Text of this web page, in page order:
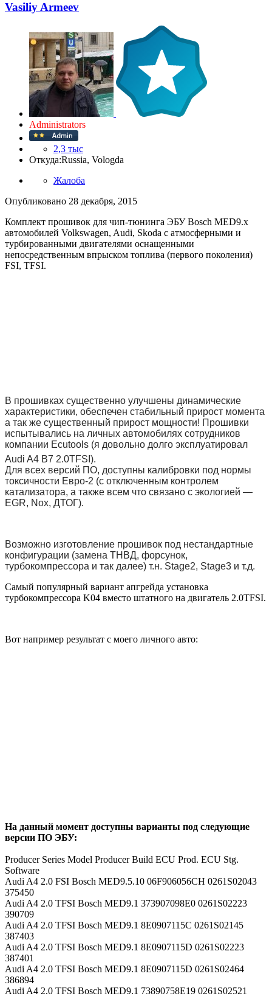
Vasiliy Armeev
Administrators
2,3 тыс
Откуда:Russia, Vologda
Жалоба
Опубликовано 28 декабря, 2015
Комплект прошивок для чип-тюнинга ЭБУ Bosch MED9.x
автомобилей Volkswagen, Audi, Skoda с атмосферными и
турбированными двигателями оснащенными
непосредственным впрыском топлива (первого поколения)
FSI, TFSI.
В прошивках существенно улучшены динамические
характеристики, обеспечен стабильный прирост момента
а так же существенный прирост мощности! Прошивки
испытывались на личных автомобилях сотрудников
компании Ecutools (я довольно долго эксплуатировал
Audi A4 B7 2.0TFSI).
Для всех версий ПО, доступны калибровки под нормы
токсичности Евро-2 (с отключенным контролем
катализатора, а также всем что связано с экологией —
EGR, Nox, ДТОГ).
Возможно изготовление прошивок под нестандартные
конфигурации (замена ТНВД, форсунок,
турбокомпрессора и так далее) т.н. Stage2, Stage3 и т.д.
Самый популярный вариант апгрейда установка
турбокомпрессора K04 вместо штатного на двигатель 2.0TFSI.
Вот например результат с моего личного авто:
На данный момент доступны варианты под следующие
версии ПО ЭБУ:
Producer Series Model Producer Build ECU Prod. ECU Stg.
Software
Audi A4 2.0 FSI Bosch MED9.5.10 06F906056CH 0261S02043
375450
Audi A4 2.0 TFSI Bosch MED9.1 373907098E0 0261S02223
390709
Audi A4 2.0 TFSI Bosch MED9.1 8E0907115C 0261S02145
387403
Audi A4 2.0 TFSI Bosch MED9.1 8E0907115D 0261S02223
387401
Audi A4 2.0 TFSI Bosch MED9.1 8E0907115D 0261S02464
386894
Audi A4 2.0 TFSI Bosch MED9.1 73890758E19 0261S02521